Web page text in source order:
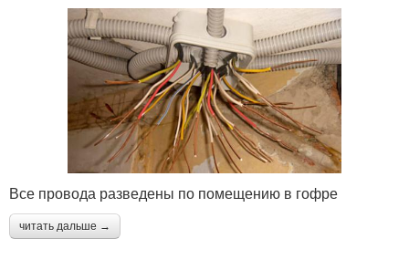
Все провода разведены по помещению в гофре
читать дальше →